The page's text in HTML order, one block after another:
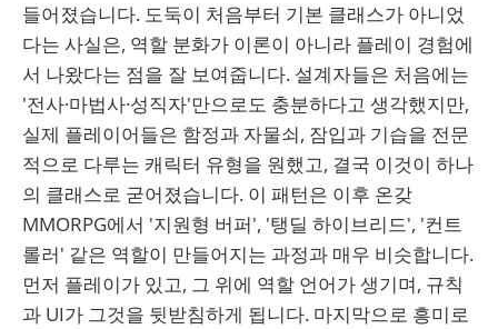
들어졌습니다. 도둑이 처음부터 기본 클래스가 아니었
다는 사실은, 역할 분화가 이론이 아니라 플레이 경험에
서 나왔다는 점을 잘 보여줍니다. 설계자들은 처음에는
'전사·마법사·성직자'만으로도 충분하다고 생각했지만,
실제 플레이어들은 함정과 자물쇠, 잠입과 기습을 전문
적으로 다루는 캐릭터 유형을 원했고, 결국 이것이 하나
의 클래스로 굳어졌습니다. 이 패턴은 이후 온갖
MMORPG에서 '지원형 버퍼', '탱딜 하이브리드', '컨트
롤러' 같은 역할이 만들어지는 과정과 매우 비슷합니다.
먼저 플레이가 있고, 그 위에 역할 언어가 생기며, 규칙
과 UI가 그것을 뒷받침하게 됩니다. 마지막으로 흥미로